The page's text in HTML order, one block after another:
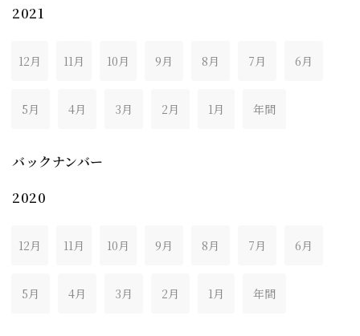
2021
12月 11月 10月 9月 8月 7月 6月
5月 4月 3月 2月 1月 年間
バックナンバー
2020
12月 11月 10月 9月 8月 7月 6月
5月 4月 3月 2月 1月 年間